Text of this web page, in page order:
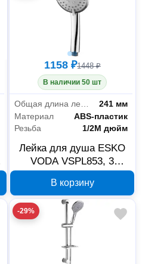
1158 ₽1448 ₽
В наличии 50 шт
241 мм
Материал
ABS-пластик
Резьба
1/2M дюйм
Лейка для душа ESKO
VODA VSPL853, 3
В корзину
-29%